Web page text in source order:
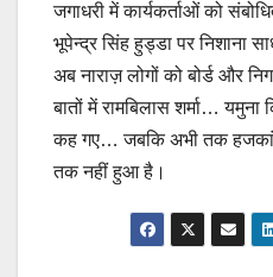
जगाधरी में कार्यकर्ताओं को
भूपेन्द्र सिंह हुड्डा पर निशाना
अब नाराज़ लोगों को बोर्ड और
बातों में रामबिलास शर्मा…
कह गए… जबकि अभी तक हजकां-
तक नहीं हुआ है।